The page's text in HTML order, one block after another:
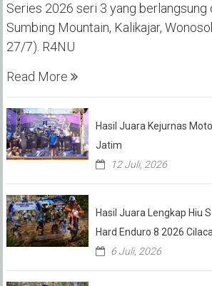
Series 2026 seri 3 yang berlangsung
Sumbing Mountain, Kalikajar,
27/7). R4NU
Read More
Hasil Juara Kejurnas
Jatim
12 Juli, 2026
Hasil Juara Lengkap Hiu
Hard Enduro 8 2026
6 Juli, 2026